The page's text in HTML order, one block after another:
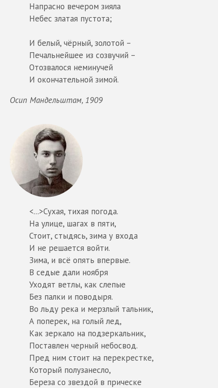
Напрасно вечером зияла
Небес златая пустота;
И белый, чёрный, золотой –
Печальнейшее из созвучий –
Отозвалося неминучей
И окончательной зимой.
Осип Мандельштам, 1909
<...>Сухая, тихая погода.
На улице, шагах в пяти,
Стоит, стыдясь, зима у входа
И не решается войти.
Зима, и всё опять впервые.
В седые дали ноября
Уходят ветлы, как слепые
Без палки и поводыря.
Во льду река и мерзлый тальник,
А поперек, на голый лед,
Как зеркало на подзеркальник,
Поставлен черный небосвод.
Пред ним стоит на перекрестке,
Который полузанесло,
Береза со звездой в прическе